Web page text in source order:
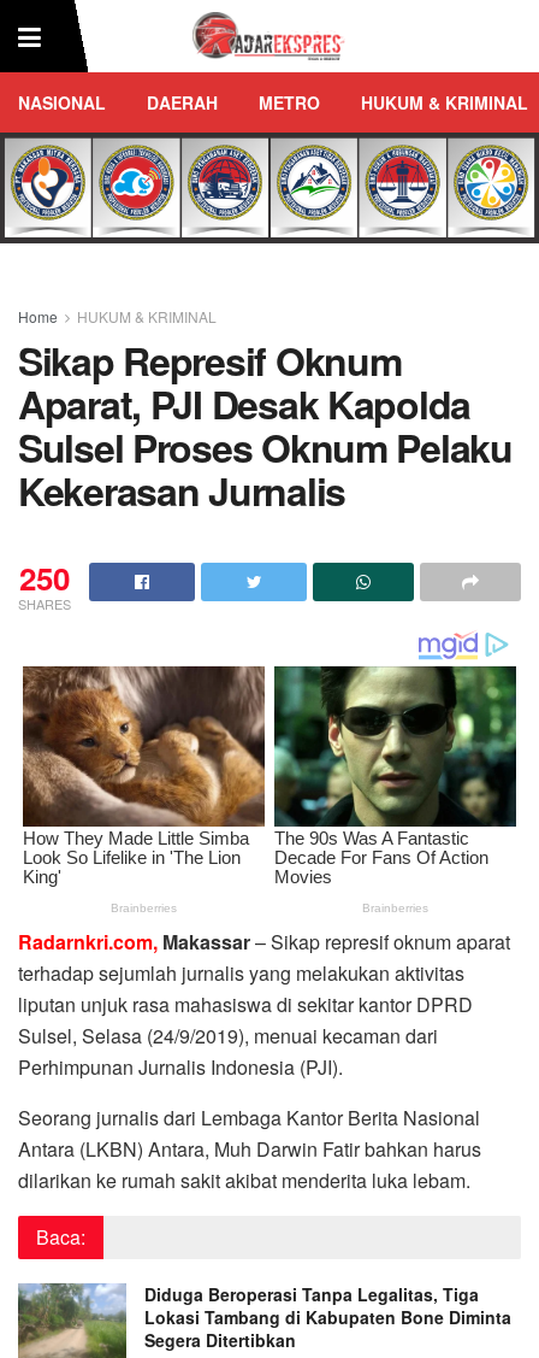
NASIONAL DAERAH METRO HUKUM & KRIMINAL
Home HUKUM & KRIMINAL
Sikap Represif Oknum
Aparat, PJI Desak Kapolda
Sulsel Proses Oknum Pelaku
Kekerasan Jurnalis
250
SHARES
Radarnkri.com, Makassar– Sikap represif oknum aparat
terhadap sejumlah jurnalis yang melakukan aktivitas
liputan unjuk rasa mahasiswa di sekitar kantor DPRD
Sulsel, Selasa (24/9/2019), menuai kecaman dari
Perhimpunan Jurnalis Indonesia (PJI).
Seorang jurnalis dari Lembaga Kantor Berita Nasional
Antara (LKBN) Antara, Muh Darwin Fatir bahkan harus
dilarikan ke rumah sakit akibat menderita luka lebam.
Baca:
Diduga Beroperasi Tanpa Legalitas, Tiga
Lokasi Tambang di Kabupaten Bone Diminta
Segera Ditertibkan